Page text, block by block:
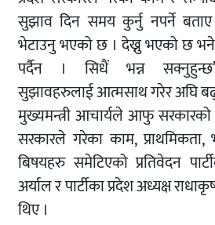
सुझाव दिन समय कुर्नु नपर्ने
भेटाउनु भएको छ । देख्नु भएको छ
पर्दैन । सिधैं भन्न
सुझावहरुलाई आत्मसाथ गरेर अघि
मुख्यमन्त्री आचार्यले आफु सरकारको
सरकारले गरेका काम, प्राथमिकता,
बिषयहरु समेटिएको प्रतिवेदन
अर्याल र पार्टीका प्रदेश अध्यक्ष
थिए ।